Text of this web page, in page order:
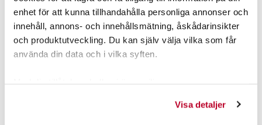
enhet för att kunna tillhandahålla personliga annonser och
innehåll, annons- och innehållsmätning, åskådarinsikter
och produktutveckling. Du kan själv välja vilka som får
använda din data och i vilka syften.
Visa detaljer
549,00 kr
Rek. 669,00 kr
499,00 kr
Rek. 669,00 kr